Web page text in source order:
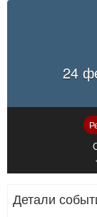
24
Детали